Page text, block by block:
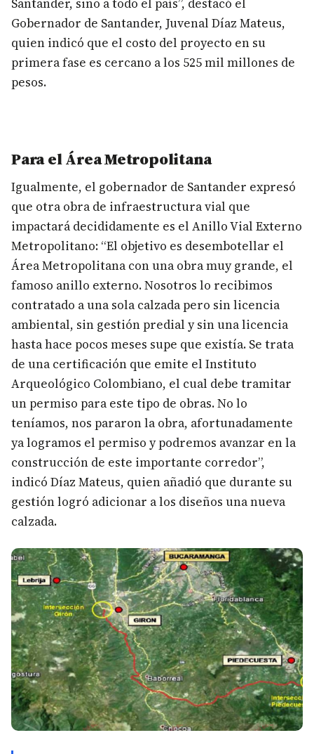
Santander, sino a todo el país”, destacó el
Gobernador de Santander, Juvenal Díaz Mateus,
quien indicó que el costo del proyecto en su
primera fase es cercano a los 525 mil millones de
pesos.
Para el Área Metropolitana
Igualmente, el gobernador de Santander expresó
que otra obra de infraestructura vial que
impactará decididamente es el Anillo Vial Externo
Metropolitano: “El objetivo es desembotellar el
Área Metropolitana con una obra muy grande, el
famoso anillo externo. Nosotros lo recibimos
contratado a una sola calzada pero sin licencia
ambiental, sin gestión predial y sin una licencia
hasta hace pocos meses supe que existía. Se trata
de una certificación que emite el Instituto
Arqueológico Colombiano, el cual debe tramitar
un permiso para este tipo de obras. No lo
teníamos, nos pararon la obra, afortunadamente
ya logramos el permiso y podremos avanzar en la
construcción de este importante corredor”,
indicó Díaz Mateus, quien añadió que durante su
gestión logró adicionar a los diseños una nueva
calzada.